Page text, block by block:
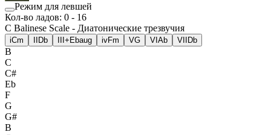
Режим для левшей
Кол-во ладов: 0 - 16
C Balinese Scale - Диатонические трезвучия
iCm Db III+ Ebaug ivFm VG VI Ab VII Db
B
C
C#
Eb
F
G
G#
B